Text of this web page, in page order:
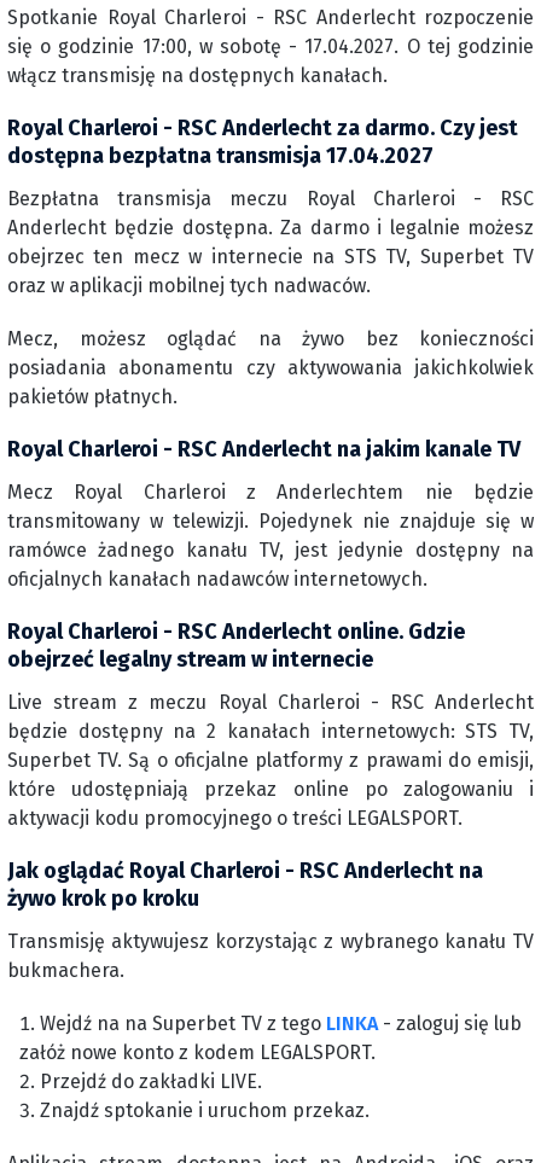
Spotkanie Royal Charleroi - RSC Anderlecht rozpoczenie
się o godzinie 17:00, w sobotę - 17.04.2027. O tej godzinie
włącz transmisję na dostępnych kanałach.
Royal Charleroi - RSC Anderlecht za darmo. Czy jest
dostępna bezpłatna transmisja 17.04.2027
Bezpłatna transmisja meczu Royal Charleroi - RSC
Anderlecht będzie dostępna. Za darmo i legalnie możesz
obejrzec ten mecz w internecie na STS TV, Superbet TV
oraz w aplikacji mobilnej tych nadwaców.
Mecz, możesz oglądać na żywo bez konieczności
posiadania abonamentu czy aktywowania jakichkolwiek
pakietów płatnych.
Royal Charleroi - RSC Anderlecht na jakim kanale TV
Mecz Royal Charleroi z Anderlechtem nie będzie
transmitowany w telewizji. Pojedynek nie znajduje się w
ramówce żadnego kanału TV, jest jedynie dostępny na
oficjalnych kanałach nadawców internetowych.
Royal Charleroi - RSC Anderlecht online. Gdzie
obejrzeć legalny stream w internecie
Live stream z meczu Royal Charleroi - RSC Anderlecht
będzie dostępny na 2 kanałach internetowych: STS TV,
Superbet TV. Są o oficjalne platformy z prawami do emisji,
które udostępniają przekaz online po zalogowaniu i
aktywacji kodu promocyjnego o treści LEGALSPORT.
Jak oglądać Royal Charleroi - RSC Anderlecht na
żywo krok po kroku
Transmisję aktywujesz korzystając z wybranego kanału TV
bukmachera.
Wejdź na na Superbet TV z tego LINKA- zaloguj się lub
załóż nowe konto z kodem LEGALSPORT.
Przejdź do zakładki LIVE.
Znajdź sptokanie i uruchom przekaz.